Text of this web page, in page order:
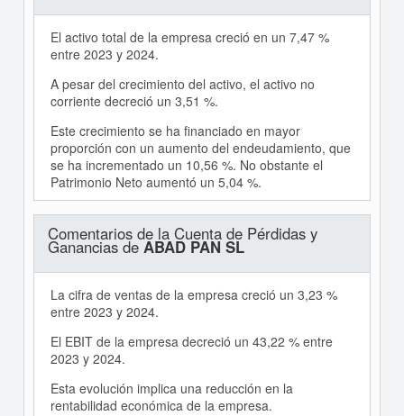
El activo total de la empresa creció en un 7,47 %
entre 2023 y 2024.
A pesar del crecimiento del activo, el activo no
corriente decreció un 3,51 %.
Este crecimiento se ha financiado en mayor
proporción con un aumento del endeudamiento, que
se ha incrementado un 10,56 %. No obstante el
Patrimonio Neto aumentó un 5,04 %.
Comentarios de la Cuenta de Pérdidas y
Ganancias deABAD PAN SL
La cifra de ventas de la empresa creció un 3,23 %
entre 2023 y 2024.
El EBIT de la empresa decreció un 43,22 % entre
2023 y 2024.
Esta evolución implica una reducción en la
rentabilidad económica de la empresa.